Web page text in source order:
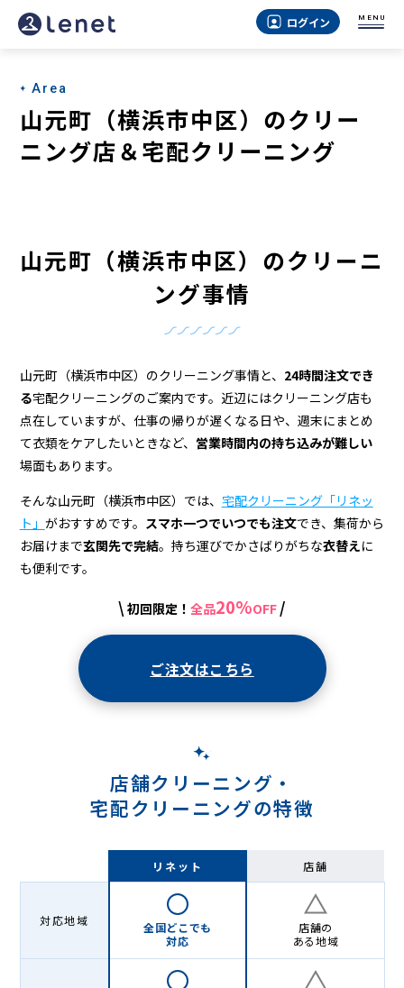
山
町
（横
浜
区）
の
ー
ニ
ン
グ
店
＆
宅
ログイン MENU
Area
山元町（横浜市中区）のクリー
ニング店＆宅配クリーニング
山元町（横浜市中区）のクリーニ
ング事情
山元町（横浜市中区）のクリーニング事情と、 24時間注文でき
る宅配クリーニングのご案内です。近辺にはクリーニング店も
点在していますが、仕事の帰りが遅くなる日や、週末にまとめ
て衣類をケアしたいときなど、 営業時間内の持ち込みが難しい
場面もあります。
そんな山元町（横浜市中区）では、 宅配クリーニング「リネッ
ト」 がおすすめです。 スマホ一つでいつでも注文でき、集荷から
お届けまで玄関先で完結。持ち運びでかさばりがちな衣替えに
も便利です。
\ 初回限定！ 全品20%OFF /
ご注文はこちら
店舗クリーニング・
宅配クリーニングの特徴
リネット 店舗
対応地域
全国どこでも
対応
店舗の
ある地域